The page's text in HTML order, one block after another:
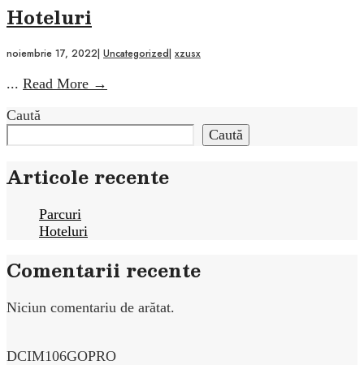
Hoteluri
noiembrie 17, 2022| Uncategorized| xzusx
... Read More →
Caută
Caută
Articole recente
Parcuri
Hoteluri
Comentarii recente
Niciun comentariu de arătat.
DCIM106GOPRO